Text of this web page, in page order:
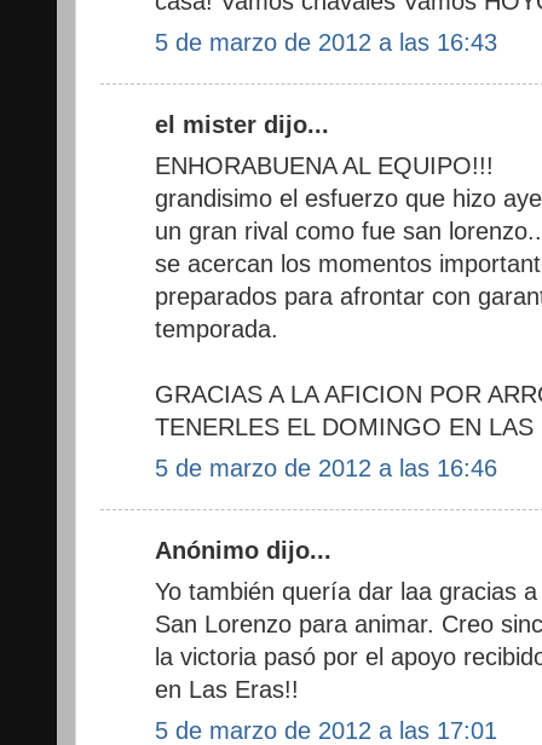
5 de marzo de 2012 a las 16:43
el mister dijo...
ENHORABUENA AL EQUIPO!!!
grandisimo el esfuerzo que hizo
un gran rival como fue san
se acercan los momentos
preparados para afrontar con
temporada.
GRACIAS A LA AFICION POR
TENERLES EL DOMINGO EN LAS
5 de marzo de 2012 a las 16:46
Anónimo dijo...
Yo también quería dar laa gracias
San Lorenzo para animar. Creo
la victoria pasó por el apoyo
en Las Eras!!
5 de marzo de 2012 a las 17:01